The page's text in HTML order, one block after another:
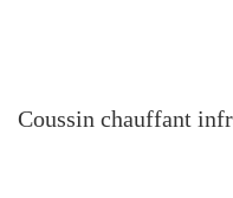
Coussin chauffant